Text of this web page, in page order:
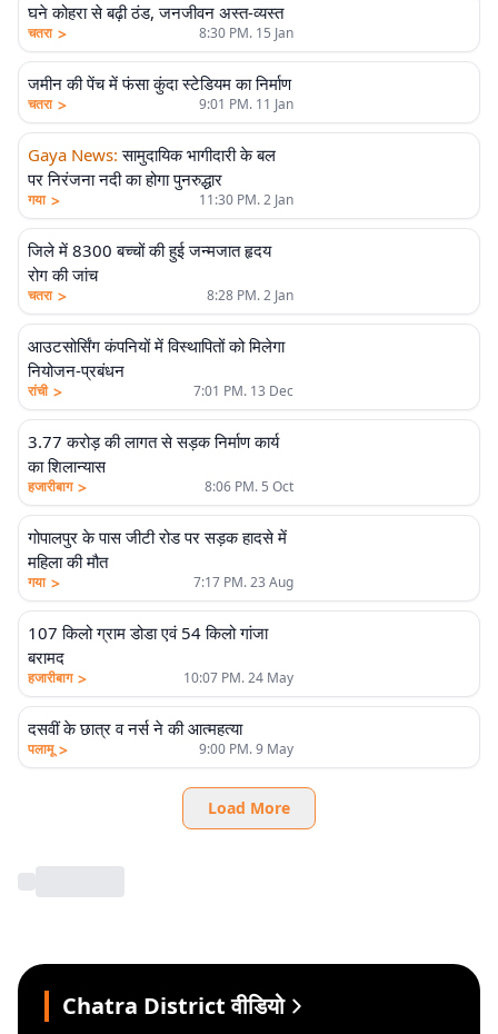
घने कोहरा से बढ़ी ठंड, जनजीवन अस्त-व्यस्त
चतरा > 8:30 PM. 15 Jan
जमीन की पेंच में फंसा कुंदा स्टेडियम का निर्माण
चतरा > 9:01 PM. 11 Jan
Gaya News: सामुदायिक भागीदारी के बल
पर निरंजना नदी का होगा पुनरुद्धार
गया > 11:30 PM. 2 Jan
जिले में 8300 बच्चों की हुई जन्मजात हृदय
रोग की जांच
चतरा > 8:28 PM. 2 Jan
आउटसोर्सिंग कंपनियों में विस्थापितों को मिलेगा
नियोजन-प्रबंधन
रांची > 7:01 PM. 13 Dec
3.77 करोड़ की लागत से सड़क निर्माण कार्य
का शिलान्यास
हजारीबाग > 8:06 PM. 5 Oct
गोपालपुर के पास जीटी रोड पर सड़क हादसे में
महिला की मौत
गया > 7:17 PM. 23 Aug
107 किलो ग्राम डोडा एवं 54 किलो गांजा
बरामद
हजारीबाग > 10:07 PM. 24 May
दसवीं के छात्र व नर्स ने की आत्महत्या
पलामू > 9:00 PM. 9 May
Load More
Chatra District वीडियो